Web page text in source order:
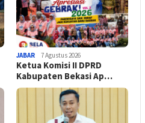
JABAR 7 Agustus 2026
Ketua Komisi II DPRD
Kabupaten Bekasi Ap…